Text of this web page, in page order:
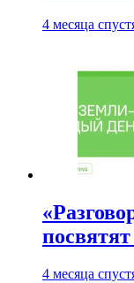
4 месяца
4 месяца